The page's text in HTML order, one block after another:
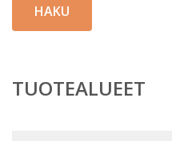
HAKU
TUOTEALUEET